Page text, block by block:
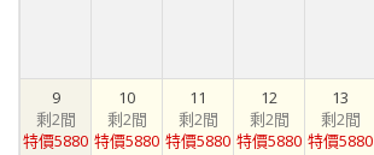
9
剩2間
特價5880
10
剩2間
特價5880
11
剩2間
特價5880
12
剩2間
特價5880
13
剩2間
特價5880